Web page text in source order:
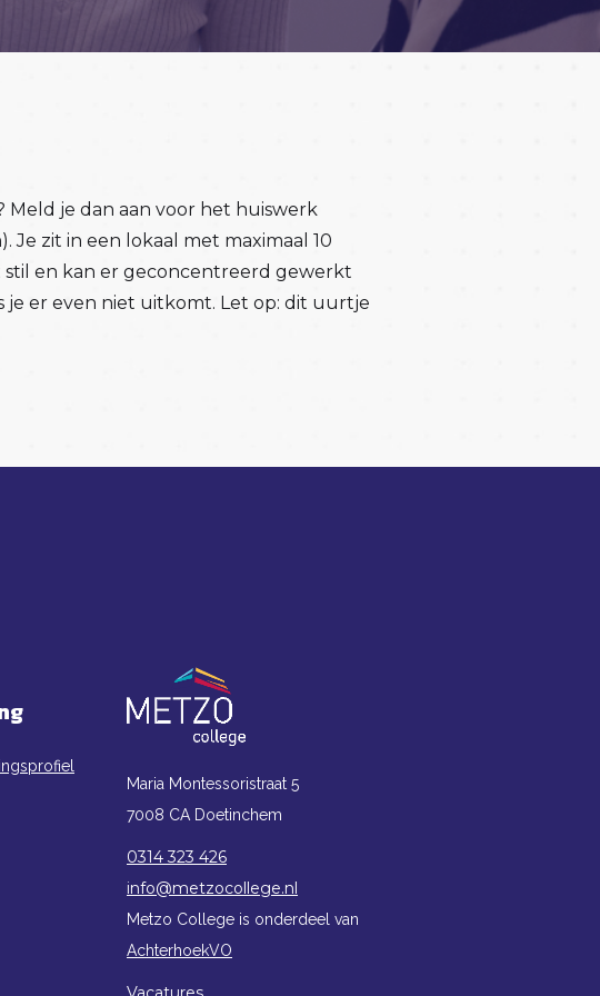
je dan aan voor het huiswerk
zit in een lokaal met maximaal 10
stil en kan er geconcentreerd gewerkt
je er even niet uitkomt. Let op: dit uurtje
Maria Montessoristraat 5
7008 CA Doetinchem
0314 323 426
info@metzocollege.nl
Metzo College is onderdeel van
AchterhoekVO